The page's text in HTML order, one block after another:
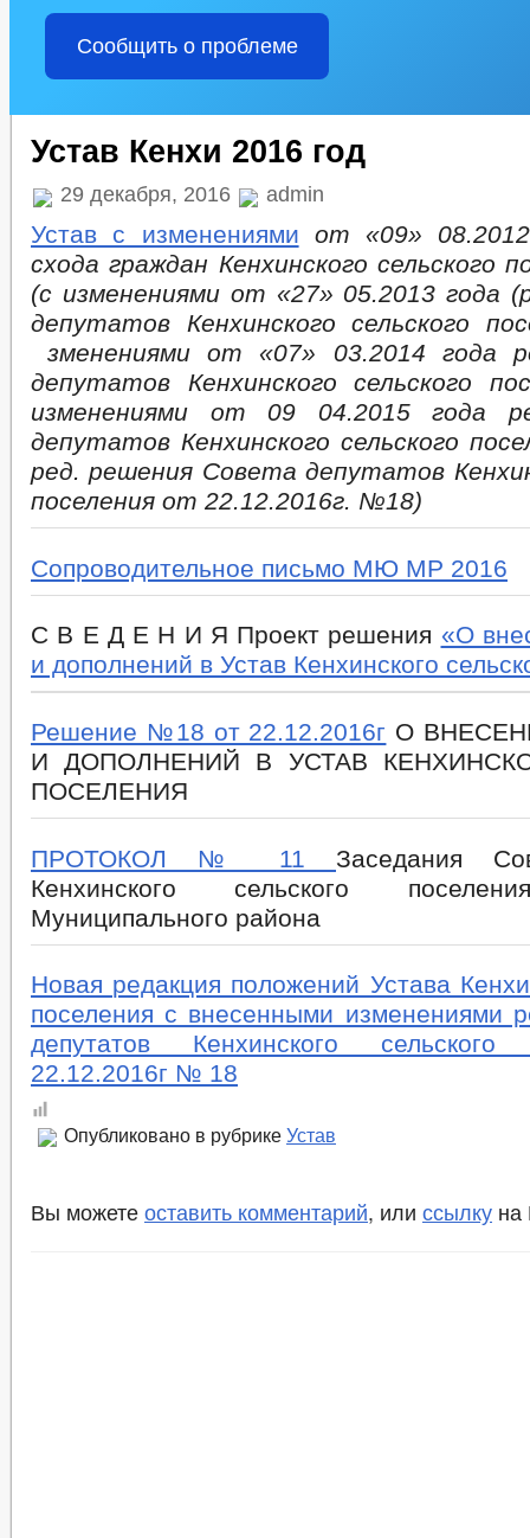
ИНФОРМАЦИОННЫЕ МАТЕРИАЛЫ
ОБЪЕКТЫ, ПРЕДЛАГАЕМЫЕ ДЛЯ СДАЧИ В АРЕНДУ
ФИНАНСОВО-ЭКОНОМИЧЕСКОЕ СОСТОЯНИЕ СУБЪЕКТОВ
ИНФОРМАЦИЯ О КАДРОВОМ ОБЕСПЕЧЕНИИ
СВЕДЕНИЯ О ВАКАНТНЫХ ДОЛЖНОСТЯХ
ПОДВЕДОМСТВЕННЫЕ ОРГАНИЗАЦИИ
ГЕНЕРАЛЬНЫЙ ПЛАН
ПРАВИЛА ЗЕМЛЕПОЛЬЗОВАНИЯ
ИНФОРМАЦИЯ О РЕЗУЛЬТАТАХ ПРОВЕРОК
ГО И ЧС
СОВЕТ ДЕПУТАТОВ
СТРУКТУРА ПОЛНОМОЧИЯ
ДЕПУТАТЫ
ФУНКЦИИ
ПРАВОВЫЕ АКТЫ
УСТАВ
ПОСТАНОВЛЕНИЯ
ПОРЯДОК ОБЖАЛОВАНИЯ НПА
БЮДЖЕТ
ОТЧЕТ ОБ ИСПОЛНЕНИИ БЮДЖЕТА
БЮДЖЕТ ПО ГОДАМ
МУНИЦИПАЛЬНЫЕ УСЛУГИ
СТАНДАРТЫ МУНИЦИПАЛЬНЫХ УСЛУГ
МУНИЦИПАЛЬНЫЕ УСЛУГИ
ПРИЕМ ГРАЖДАН
ОБЗОРЫ ОБРАЩЕНИЙ ГРАЖДАН
«НОРМАТИВНЫЕ ПРАВОВЫЕ И ИНЫЕ
АНТИКОРРУПЦИОННАЯ ЭКСПЕРТИЗА
ФОРМЫ ДОКУМЕНТОВ, СВЯЗАННЫХ
СВЕДЕНИЯ О ДОХОДАХ, РАСХОДАХ, ОБ ИМУЩЕСТВЕ И
ТЕЛЕФОН ДОВЕРИЯ СОВЕТА ПО ПРОТИВОДЕЙСТВИЮ
КОМИССИЯ ПО СОБЛЮДЕНИЮ ТРЕБОВАНИЙ К СЛУЖЕБНОМУ
КОМИССИЯ)
Сообщить о проблеме
Устав Кенхи 2016 год
29 декабря, 2016 admin
Устав с изменениями от «09»
схода граждан Кенхинского сельского
(с изменениями от «27» 05.2013 года
депутатов Кенхинского сельского
зменениями от «07» 03.2014 года
депутатов Кенхинского сельского
изменениями от 09 04.2015 года
депутатов Кенхинского сельского
ред. решения Совета депутатов
поселения от 22.12.2016г. №18)
Сопроводительное письмо МЮ МР 2016
С В Е Д Е Н И Я Проект решения «О
и дополнений в Устав Кенхинского
Решение №18 от 22.12.2016г О
И ДОПОЛНЕНИЙ В УСТАВ
ПОСЕЛЕНИЯ
ПРОТОКОЛ № 11 Заседания
Кенхинского сельского
Муниципального района
Новая редакция положений Устава
поселения с внесенными изменениями
депутатов Кенхинского
22.12.2016г № 18
Опубликовано в рубрике Устав
Вы можете оставить комментарий, или ссылку на